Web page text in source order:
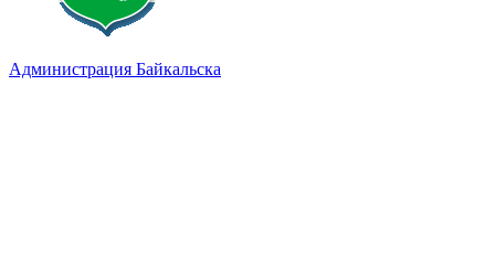
Администрация Байкальска